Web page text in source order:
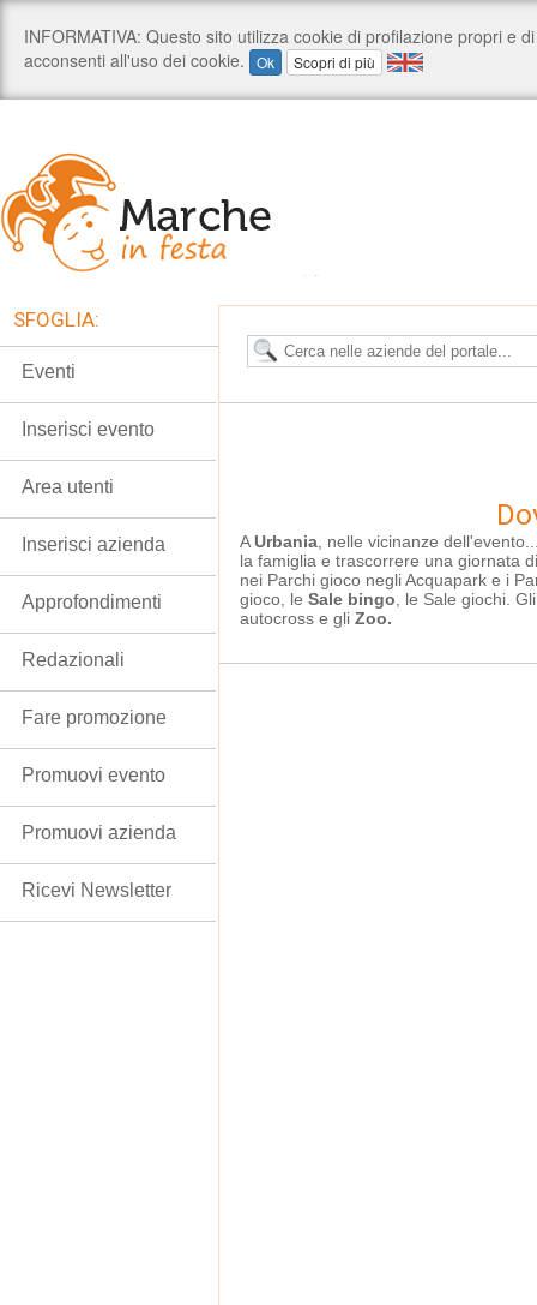
AUrbania , nelle vicinanze
la famiglia e trascorrere una giornata
nei Parchi gioco negli Acquapark e i
gioco, le Sale bingo , le Sale giochi.
autocross e gli Zoo.
SFOGLIA:
Eventi
Inserisci evento
Area utenti
Inserisci azienda
Approfondimenti
Redazionali
Fare promozione
Promuovi evento
Promuovi azienda
Ricevi Newsletter